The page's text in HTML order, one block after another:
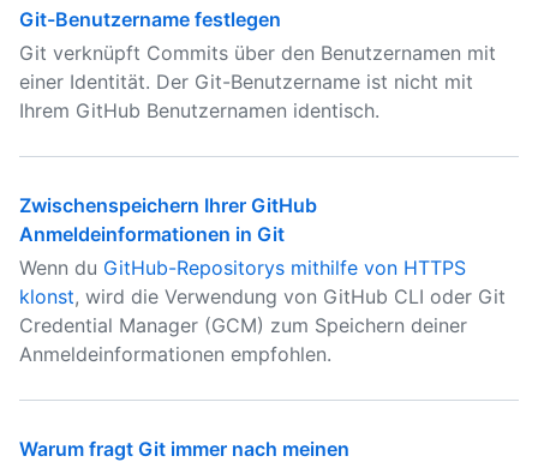
Git-Benutzername festlegen
Git verknüpft Commits über den Benutzernamen mit
einer Identität. Der Git-Benutzername ist nicht mit
Ihrem GitHub Benutzernamen identisch.
Zwischenspeichern Ihrer GitHub
Anmeldeinformationen in Git
Wenn du GitHub-Repositorys mithilfe von HTTPS
klonst, wird die Verwendung von GitHub CLI oder Git
Credential Manager (GCM) zum Speichern deiner
Anmeldeinformationen empfohlen.
Warum fragt Git immer nach meinen